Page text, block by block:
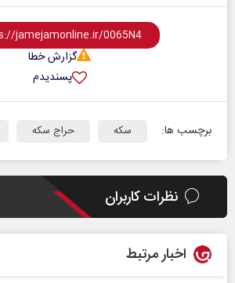
گزارش خطا
پسندیدم
برچسب ها: سکه حراج سکه
نظرات کاربران
اخبار مرتبط